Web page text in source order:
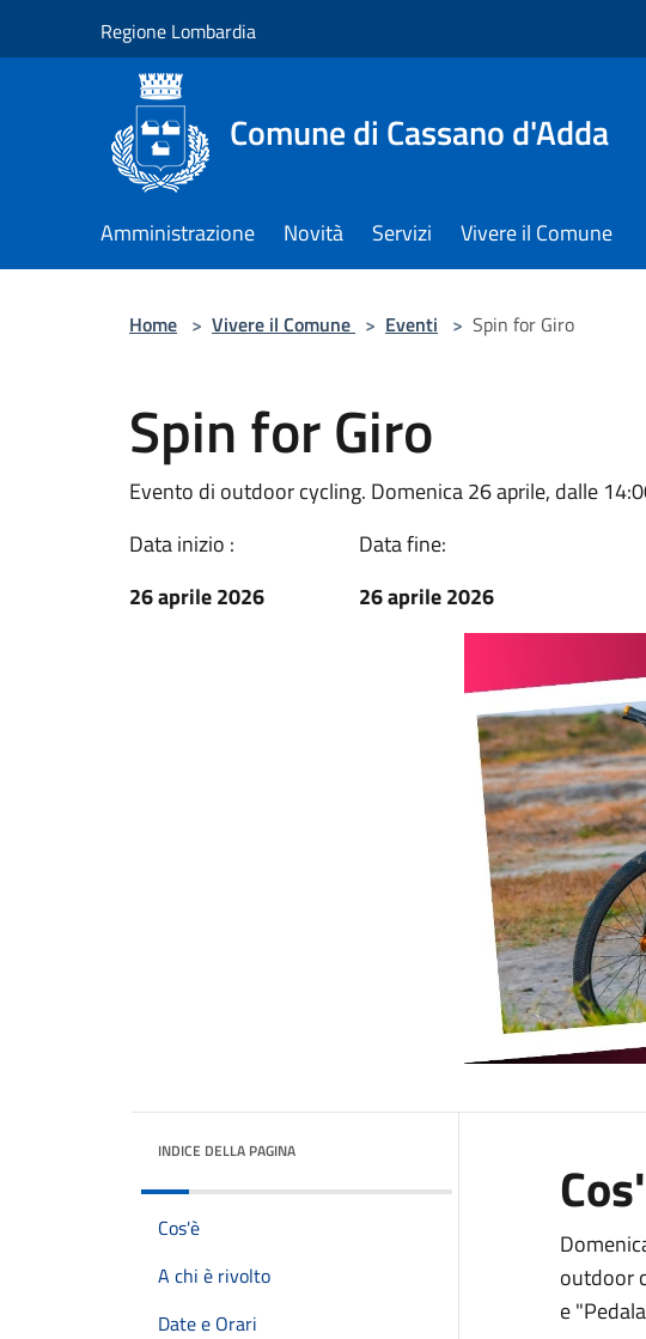
Regione Lombardia
Comune di Cassano d'Adda
Amministrazione Novità Servizi Vivere il Comune
Home > Vivere il Comune > Eventi > Spin for Giro
Spin for Giro
Evento di outdoor cycling. Domenica 26 aprile, dalle
Data inizio :
26 aprile 2026
Data fine:
26 aprile 2026
INDICE DELLA PAGINA
Cos'è
A chi è rivolto
Date e Orari
outdoor
e